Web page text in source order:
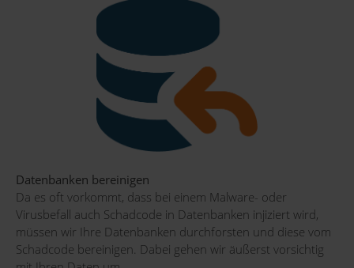
Datenbanken bereinigen
Da es oft vorkommt, dass bei einem Malware- oder
Virusbefall auch Schadcode in Datenbanken injiziert wird,
müssen wir Ihre Datenbanken durchforsten und diese vom
Schadcode bereinigen. Dabei gehen wir äußerst vorsichtig